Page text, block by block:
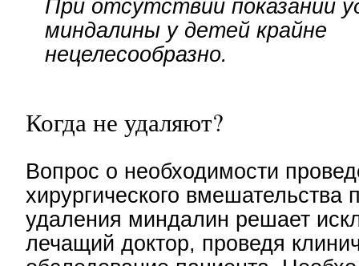
При отсутствии показаний
миндалины у детей крайне
нецелесообразно.
Когда не удаляют?
Вопрос о необходимости
хирургического вмешательства
удаления миндалин решает
лечащий доктор, проведя